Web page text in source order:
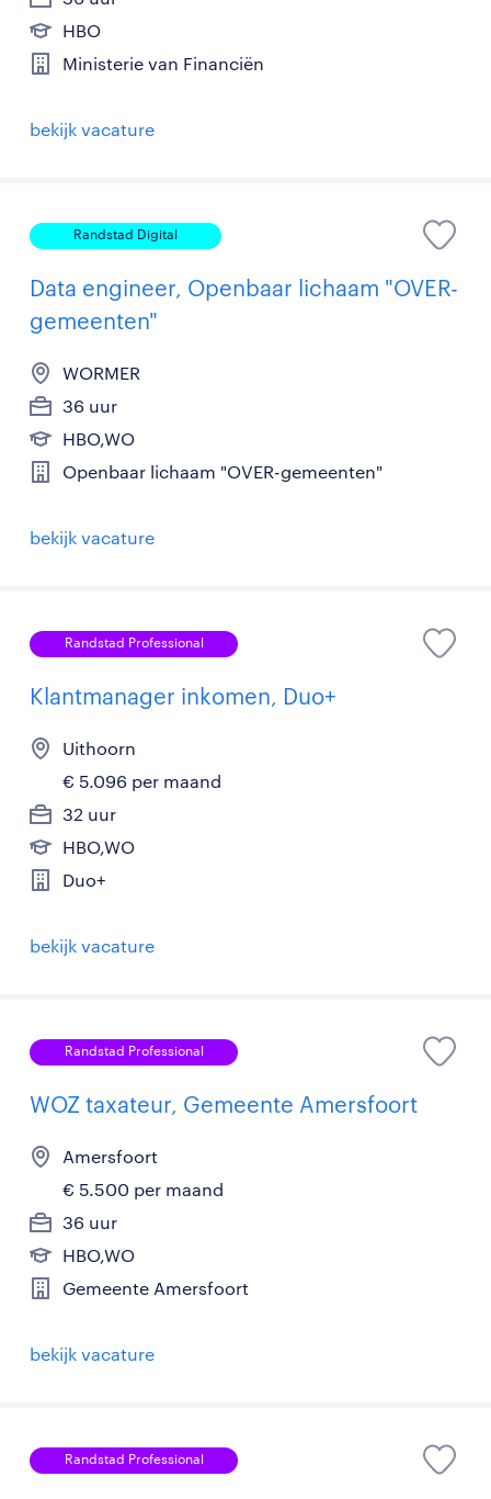
HBO
Ministerie van Financiën
bekijk vacature
Randstad Digital
Data engineer, Openbaar lichaam "OVER-
gemeenten"
WORMER
36 uur
HBO,WO
Openbaar lichaam "OVER-gemeenten"
bekijk vacature
Randstad Professional
Klantmanager inkomen, Duo+
Uithoorn
€ 5.096 per maand
32 uur
HBO,WO
Duo+
bekijk vacature
Randstad Professional
WOZ taxateur, Gemeente Amersfoort
Amersfoort
€ 5.500 per maand
36 uur
HBO,WO
Gemeente Amersfoort
bekijk vacature
Randstad Professional